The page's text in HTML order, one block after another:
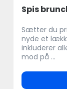
Spis
Sætter du
nyde et
inkluderer
mod på ...